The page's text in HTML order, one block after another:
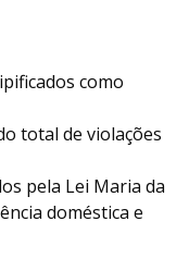
como
total de violações
pela Lei Maria da
doméstica e